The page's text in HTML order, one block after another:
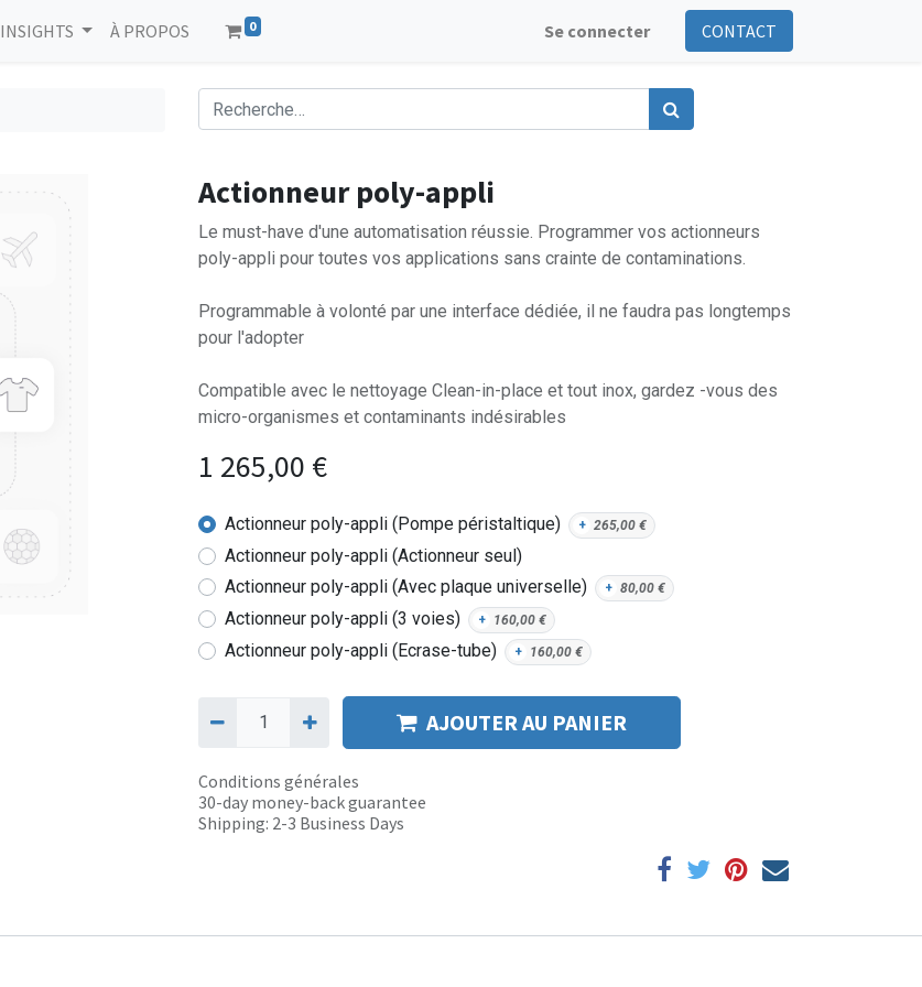
INSIGHTS À PROPOS 0 Se connecter CONTACT
Actionneur poly-appli
Le must-have d'une automatisation réussie. Programmer vos actionneurs
poly-appli pour toutes vos applications sans crainte de contaminations.
Programmable à volonté par une interface dédiée, il ne faudra pas longtemps
pour l'adopter
Compatible avec le nettoyage Clean-in-place et tout inox, gardez -vous des
micro-organismes et contaminants indésirables
1 265,00 €
Actionneur poly-appli (Pompe péristaltique) + 265,00 €
Actionneur poly-appli (Actionneur seul)
Actionneur poly-appli (Avec plaque universelle)
+ 80,00 €
Actionneur poly-appli (3 voies) + 160,00 €
Actionneur poly-appli (Ecrase-tube) + 160,00 €
AJOUTER AU PANIER
Conditions générales
30-day money-back guarantee
Shipping: 2-3 Business Days